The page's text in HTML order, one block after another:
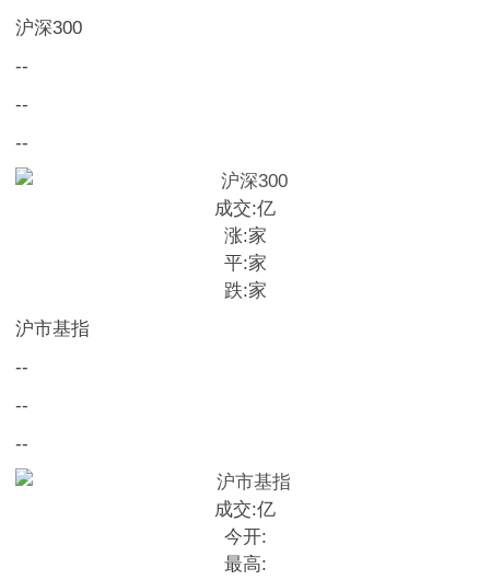
沪深300
--
--
--
成交:亿
涨:家
平:家
跌:家
沪市基指
--
--
--
成交:亿
今开:
最高: